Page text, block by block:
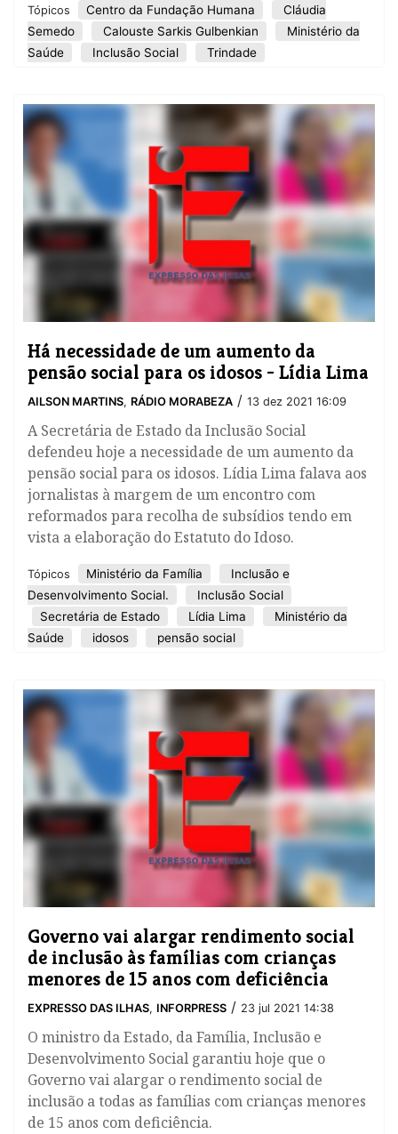
Tópicos Centro da Fundação Humana
Cláudia
Semedo
Calouste Sarkis Gulbenkian
Ministério da
Saúde
Inclusão Social Trindade
Há necessidade de um aumento da
pensão social para os idosos - Lídia Lima
AILSON MARTINS, RÁDIO MORABEZA / 13 dez 2021 16:09
A Secretária de Estado da Inclusão Social
defendeu hoje a necessidade de um aumento da
pensão social para os idosos. Lídia Lima falava aos
jornalistas à margem de um encontro com
reformados para recolha de subsídios tendo em
vista a elaboração do Estatuto do Idoso.
Tópicos Ministério da Família
Inclusão e
Desenvolvimento Social.
Inclusão Social
Secretária de Estado
Lídia Lima
Ministério da
Saúde
idosos pensão social
Governo vai alargar rendimento social
de inclusão às famílias com crianças
menores de 15 anos com deficiência
EXPRESSO DAS ILHAS, INFORPRESS / 23 jul 2021 14:38
O ministro da Estado, da Família, Inclusão e
Desenvolvimento Social garantiu hoje que o
Governo vai alargar o rendimento social de
inclusão a todas as famílias com crianças menores
de 15 anos com deficiência.